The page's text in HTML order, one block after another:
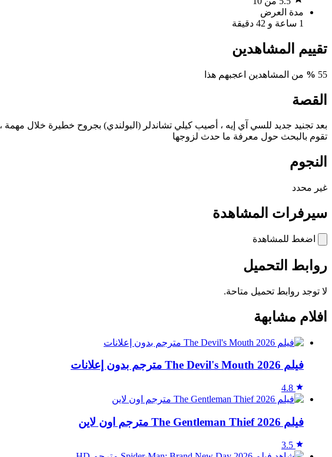
مدة العرض
1 ساعة و 42 دقيقة
تقييم المشاهدين
55
% من المشاهدين اعجبهم هذا
القصة
بعد تجنيد جديد للسي آي إيه ، أصيب كيلي تشاندلر (البولندي) بجروح خطيرة خلال
تقوم بالبحث حول معرفة ما حدث لزوجها
النجوم
غير محدد
سيرفرات المشاهدة
اضغط للمشاهدة
روابط التحميل
لا توجد روابط تحميل متاحة.
افلام مشابهة
فيلم The Devil's Mouth 2026 مترجم بدون إعلانات
4.8
فيلم The Gentleman Thief 2026 مترجم اون لاين
3.5